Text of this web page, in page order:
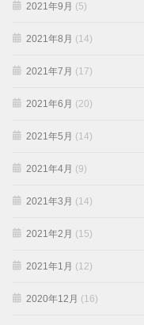
2021年9月 (5)
2021年8月 (14)
2021年7月 (17)
2021年6月 (20)
2021年5月 (14)
2021年4月 (9)
2021年3月 (14)
2021年2月 (15)
2021年1月 (12)
2020年12月 (16)